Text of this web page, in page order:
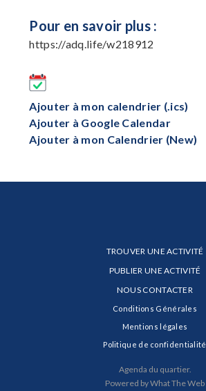
Pour en savoir plus :
https://adq.life/w218912
Ajouter à mon calendrier (.ics)
Ajouter à Google Calendar
Ajouter à mon Calendrier (New)
TROUVER UNE ACTIVITÉ
PUBLIER UNE ACTIVITÉ
NOUS CONTACTER
Conditions Générales
Mentions légales
Politique de confidentialité
Agenda du quartier.
Powered by What The Web